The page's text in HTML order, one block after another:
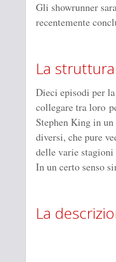
Gli showrunner
recentemente
La struttura
Dieci episodi per
collegare tra loro
Stephen King in
diversi, che pure
delle varie
In un certo senso
La